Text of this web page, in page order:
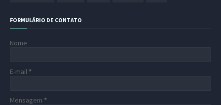
FORMULÁRIO DE CONTATO
Nome
E-mail *
Mensagem *